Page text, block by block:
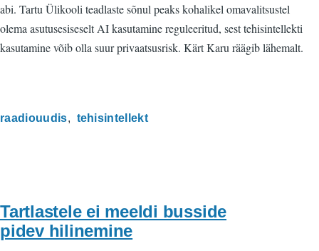
abi. Tartu Ülikooli teadlaste sõnul peaks kohalikel omavalitsustel
olema asutusesiseselt AI kasutamine reguleeritud, sest tehisintellekti
kasutamine võib olla suur privaatsusrisk. Kärt Karu räägib lähemalt.
raadiouudis tehisintellekt
Tartlastele ei meeldi busside
pidev hilinemine